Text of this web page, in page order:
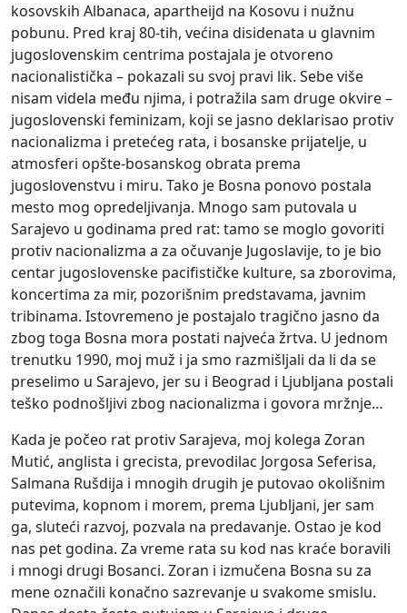
kosovskih Albanaca, apartheijd na Kosovu i nužnu
pobunu. Pred kraj 80-tih, većina disidenata u glavnim
jugoslovenskim centrima postajala je otvoreno
nacionalistička – pokazali su svoj pravi lik. Sebe više
nisam videla među njima, i potražila sam druge okvire –
jugoslovenski feminizam, koji se jasno deklarisao protiv
nacionalizma i pretećeg rata, i bosanske prijatelje, u
atmosferi opšte-bosanskog obrata prema
jugoslovenstvu i miru. Tako je Bosna ponovo postala
mesto mog opredeljivanja. Mnogo sam putovala u
Sarajevo u godinama pred rat: tamo se moglo govoriti
protiv nacionalizma a za očuvanje Jugoslavije, to je bio
centar jugoslovenske pacifističke kulture, sa zborovima,
koncertima za mir, pozorišnim predstavama, javnim
tribinama. Istovremeno je postajalo tragično jasno da
zbog toga Bosna mora postati najveća žrtva. U jednom
trenutku 1990, moj muž i ja smo razmišljali da li da se
preselimo u Sarajevo, jer su i Beograd i Ljubljana postali
teško podnošljivi zbog nacionalizma i govora mržnje…
Kada je počeo rat protiv Sarajeva, moj kolega Zoran
Mutić, anglista i grecista, prevodilac Jorgosa Seferisa,
Salmana Rušdija i mnogih drugih je putovao okolišnim
putevima, kopnom i morem, prema Ljubljani, jer sam
ga, sluteći razvoj, pozvala na predavanje. Ostao je kod
nas pet godina. Za vreme rata su kod nas kraće boravili
i mnogi drugi Bosanci. Zoran i izmučena Bosna su za
mene označili konačno sazrevanje u svakome smislu.